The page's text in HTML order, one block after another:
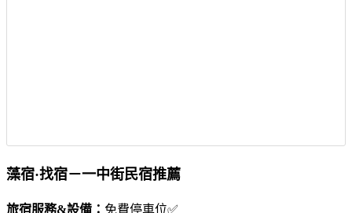
藻宿·找宿－一中街民宿推薦
旅宿服務&設備： 免費停車位✅